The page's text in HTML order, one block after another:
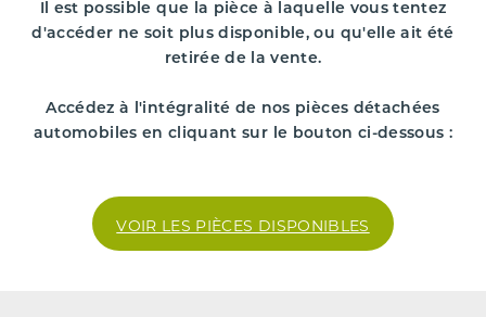
Il est possible que la pièce à laquelle vous tentez
d'accéder ne soit plus disponible, ou qu'elle ait été
retirée de la vente.
Accédez à l'intégralité de nos pièces détachées
automobiles en cliquant sur le bouton ci-dessous :
VOIR LES PIÈCES DISPONIBLES